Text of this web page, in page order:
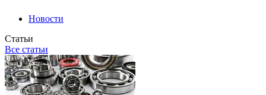
Новости
Статьи
Все статьи